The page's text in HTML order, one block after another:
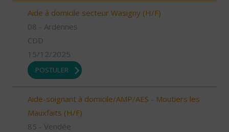
Aide à domicile secteur Wasigny (H/F)
08 - Ardennes
CDD
15/12/2025
POSTULER
Aide-soignant à domicile/AMP/AES - Moutiers les
Mauxfaits (H/F)
85 - Vendée